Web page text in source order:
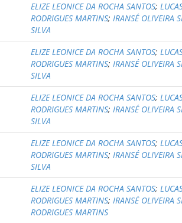
ELIZE LEONICE DA ROCHA SANTOS;
RODRIGUES MARTINS; IRANSÉ OLIVEIRA
SILVA
ELIZE LEONICE DA ROCHA SANTOS;
RODRIGUES MARTINS; IRANSÉ OLIVEIRA
SILVA
ELIZE LEONICE DA ROCHA SANTOS;
RODRIGUES MARTINS; IRANSÉ OLIVEIRA
SILVA
ELIZE LEONICE DA ROCHA SANTOS;
RODRIGUES MARTINS; IRANSÉ OLIVEIRA
SILVA
ELIZE LEONICE DA ROCHA SANTOS;
RODRIGUES MARTINS; IRANSÉ OLIVEIRA
RODRIGUES MARTINS